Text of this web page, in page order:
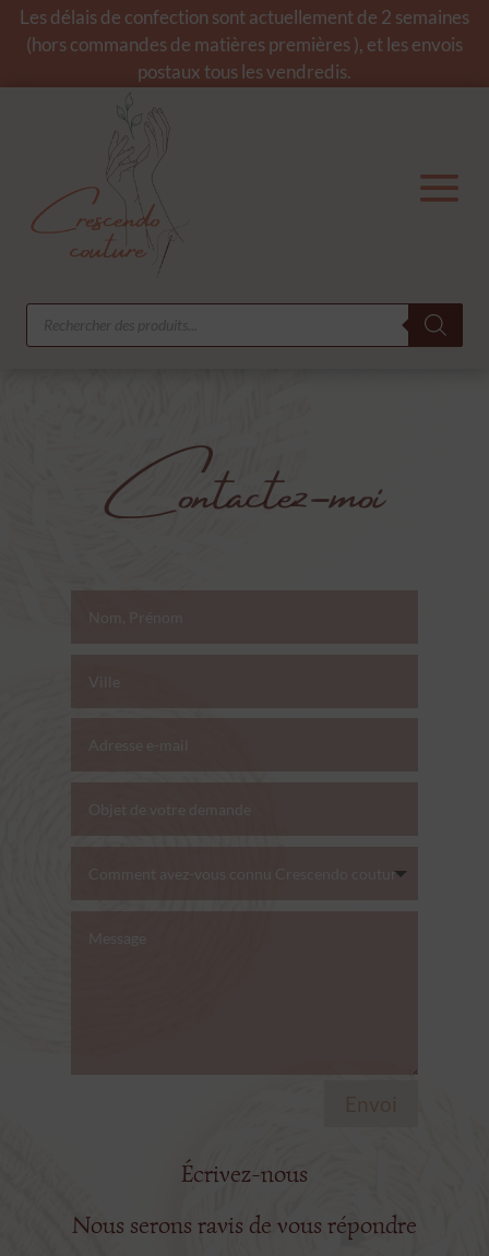
Les délais de confection sont actuellement de 2 semaines
(hors commandes de matières premières ), et les envois
postaux tous les vendredis.
Recherche
produits
Contactez-moi
Écrivez-nous
Nous serons ravis de vous répondre